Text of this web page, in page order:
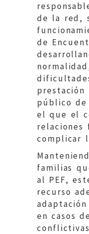
de la red,
de
prestación
público de
el que el
relaciones
complicar
familias
al PEF,
recurso
en casos